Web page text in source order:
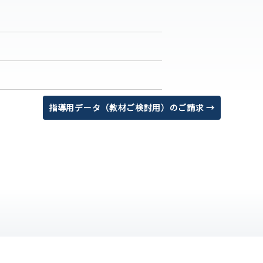
指導用データ（教材ご検討用）のご請求 →